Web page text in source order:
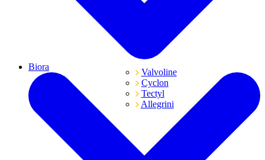
Valvoline
Cyclon
Tectyl
Allegrini
Biora